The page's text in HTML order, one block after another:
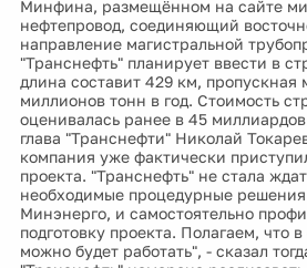
Минфина, размещённом на сайте
нефтепровод, соединяющий
направление магистральной
"Транснефть" планирует ввести в
длина составит 429 км, пропускная
миллионов тонн в год. Стоимость
оценивалась ранее в 45
глава "Транснефти" Николай
компания уже фактически
проекта. "Транснефть" не стала
необходимые процедурные решения
Минэнерго, и самостоятельно
подготовку проекта. Полагаем, что
можно будет работать", - сказал